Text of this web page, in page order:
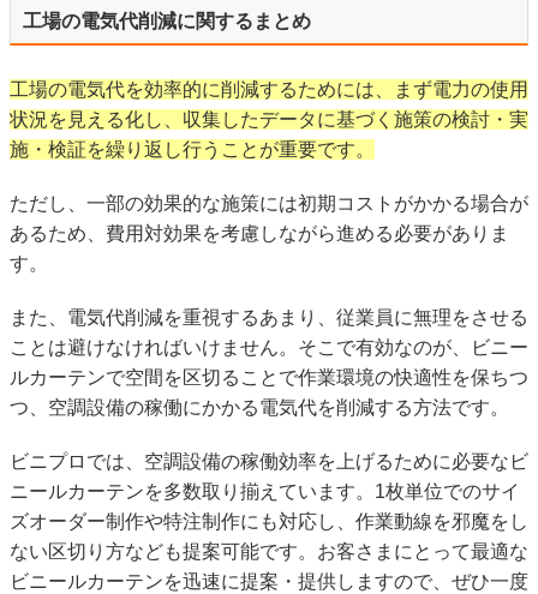
工場の電気代削減に関するまとめ
工場の電気代を効率的に削減するためには、まず電力の使用
状況を見える化し、収集したデータに基づく施策の検討・実
施・検証を繰り返し行うことが重要です。
ただし、一部の効果的な施策には初期コストがかかる場合が
あるため、費用対効果を考慮しながら進める必要がありま
す。
また、電気代削減を重視するあまり、従業員に無理をさせる
ことは避けなければいけません。そこで有効なのが、ビニー
ルカーテンで空間を区切ることで作業環境の快適性を保ちつ
つ、空調設備の稼働にかかる電気代を削減する方法です。
ビニプロでは、空調設備の稼働効率を上げるために必要なビ
ニールカーテンを多数取り揃えています。1枚単位でのサイ
ズオーダー制作や特注制作にも対応し、作業動線を邪魔をし
ない区切り方なども提案可能です。お客さまにとって最適な
ビニールカーテンを迅速に提案・提供しますので、ぜひ一度